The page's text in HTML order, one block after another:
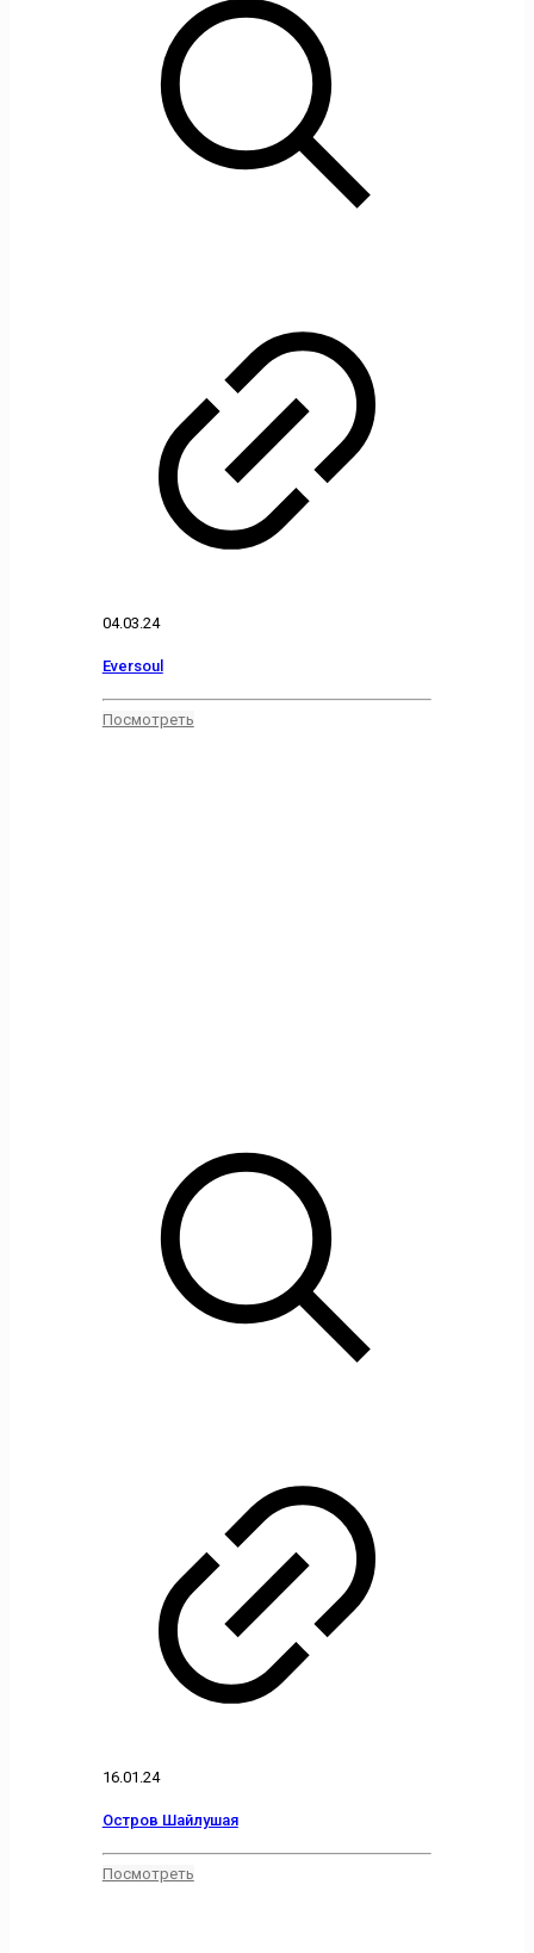
04.03.24
Eversoul
Посмотреть
16.01.24
Остров Шайлушая
Посмотреть